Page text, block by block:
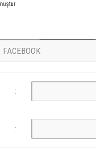
FACEBOOK
:
: